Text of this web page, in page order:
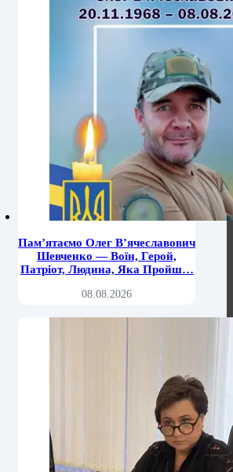
Пам’ятаємо Олег В’ячеславович
Шевченко — Воїн, Герой,
Патріот, Людина, Яка Пройш…
08.08.2026